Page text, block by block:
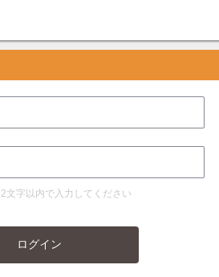
字以内で入力してください
ログイン